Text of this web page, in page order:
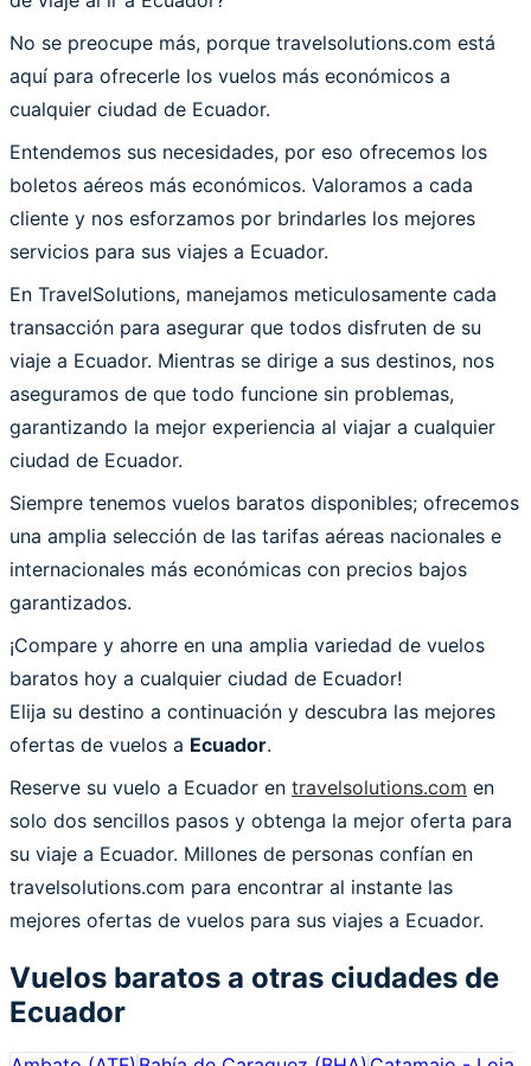
No se preocupe más, porque travelsolutions.com está
aquí para ofrecerle los vuelos más económicos a
cualquier ciudad de Ecuador.
Entendemos sus necesidades, por eso ofrecemos los
boletos aéreos más económicos. Valoramos a cada
cliente y nos esforzamos por brindarles los mejores
servicios para sus viajes a Ecuador.
En TravelSolutions, manejamos meticulosamente cada
transacción para asegurar que todos disfruten de su
viaje a Ecuador. Mientras se dirige a sus destinos, nos
aseguramos de que todo funcione sin problemas,
garantizando la mejor experiencia al viajar a cualquier
ciudad de Ecuador.
Siempre tenemos vuelos baratos disponibles; ofrecemos
una amplia selección de las tarifas aéreas nacionales e
internacionales más económicas con precios bajos
garantizados.
¡Compare y ahorre en una amplia variedad de vuelos
baratos hoy a cualquier ciudad de Ecuador!
Elija su destino a continuación y descubra las mejores
ofertas de vuelos a Ecuador.
Reserve su vuelo a Ecuador en travelsolutions.com en
solo dos sencillos pasos y obtenga la mejor oferta para
su viaje a Ecuador. Millones de personas confían en
travelsolutions.com para encontrar al instante las
mejores ofertas de vuelos para sus viajes a Ecuador.
Vuelos baratos a otras ciudades de
Ecuador